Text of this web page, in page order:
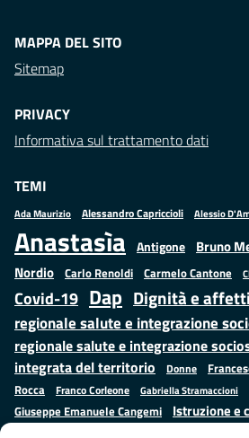
MAPPA DEL SITO
Sitemap
PRIVACY
Informativa sul trattamento dati
TEMI
Ada Maurizio Alessandro Capriccioli Alessio
Anastasìa Antigone Bruno
Nordio Carlo Renoldi Carmelo Cantone
Covid-19 Dap Dignità e
regionale salute e integrazione
regionale salute e integrazione
integrata del territorio
Donne
Rocca
Franco Corleone Gabriella Stramaccioni
Giuseppe Emanuele Cangemi Istruzione e